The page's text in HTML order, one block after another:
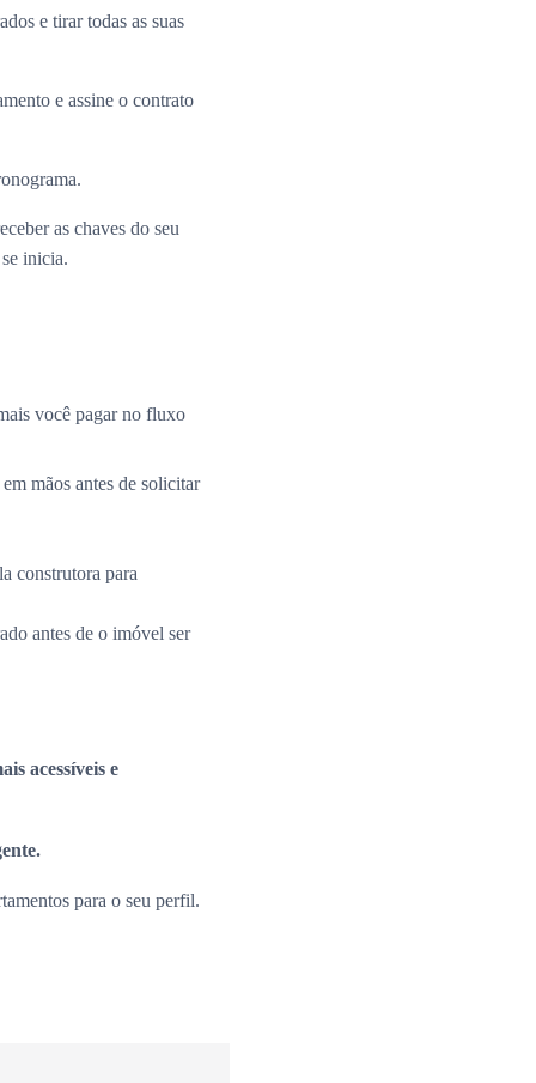
e tirar todas as suas
e assine o contrato
as chaves do seu
inicia.
você pagar no fluxo
mãos antes de solicitar
construtora para
antes de o imóvel ser
acessíveis e
para o seu perfil.